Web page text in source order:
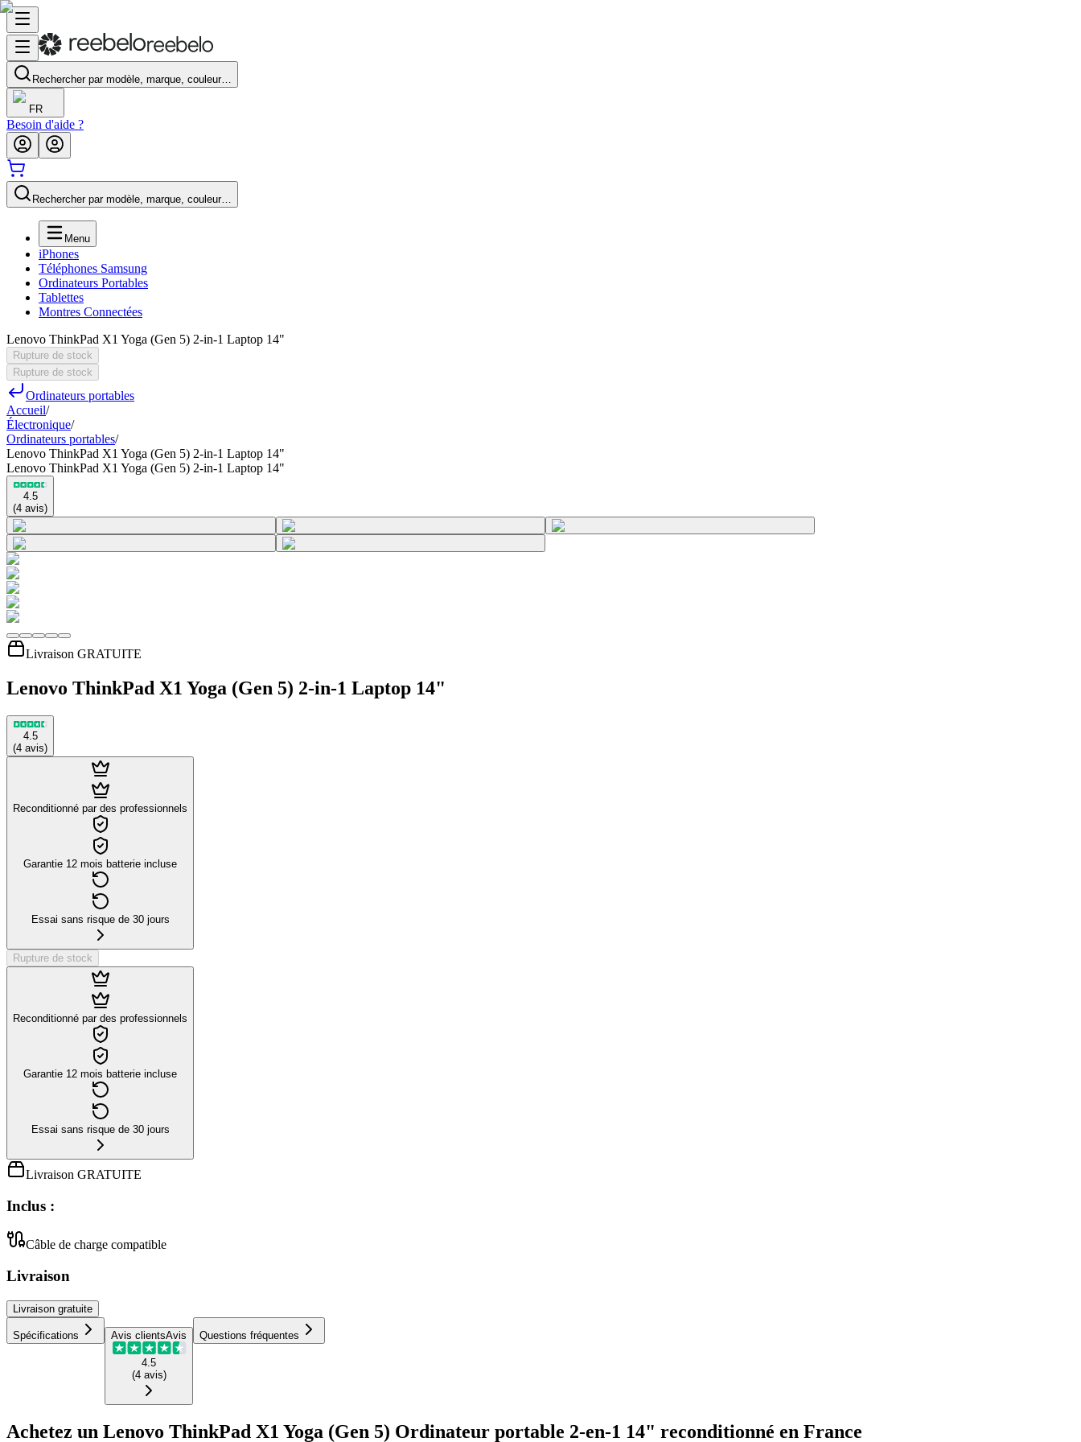
Rechercher par modèle, marque, couleur…
FR
Besoin d'aide ?
Rechercher par modèle, marque, couleur…
Menu
iPhones
Téléphones Samsung
Ordinateurs Portables
Tablettes
Montres Connectées
Lenovo ThinkPad X1 Yoga (Gen 5) 2-in-1 Laptop 14"
Rupture de stock
Rupture de stock
Ordinateurs portables
Accueil/
Électronique/
Ordinateurs portables/
Lenovo ThinkPad X1 Yoga (Gen 5) 2-in-1 Laptop 14"
Lenovo ThinkPad X1 Yoga (Gen 5) 2-in-1 Laptop 14"
4.5
(4 avis)
Livraison GRATUITE
Lenovo ThinkPad X1 Yoga (Gen 5) 2-in-1 Laptop 14"
4.5
(4 avis)
Reconditionné par des professionnels
Garantie 12 mois batterie incluse
Essai sans risque de 30 jours
Rupture de stock
Reconditionné par des professionnels
Garantie 12 mois batterie incluse
Essai sans risque de 30 jours
Livraison GRATUITE
Inclus :
Câble de charge compatible
Livraison
Livraison gratuite
Spécifications Avis clientsAvis
4.5
(4 avis)
Questions fréquentes
Achetez un Lenovo ThinkPad X1 Yoga (Gen 5) Ordinateur portable 2-en-1 14" reconditionné en France